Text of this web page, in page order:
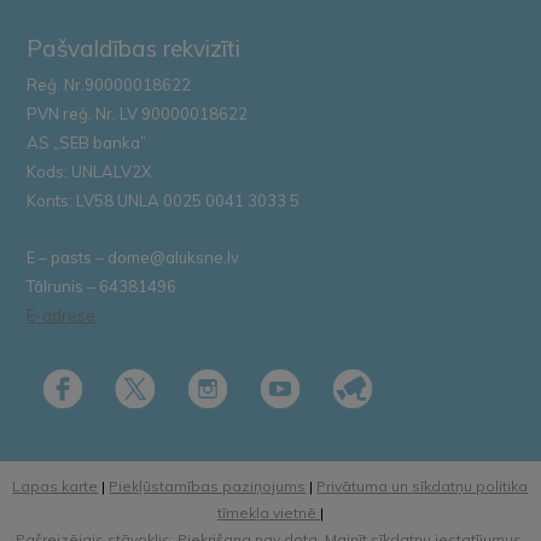
Pašvaldības rekvizīti
Reģ. Nr.90000018622
PVN reģ. Nr. LV 90000018622
AS „SEB banka”
Kods: UNLALV2X
Konts: LV58 UNLA 0025 0041 3033 5
E – pasts – dome@aluksne.lv
Tālrunis – 64381496
E-adrese
Lapas karte | Piekļūstamības paziņojums | Privātuma un sīkdatņu politika
tīmekļa vietnē |